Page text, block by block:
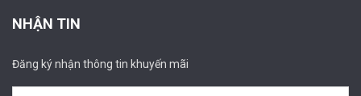
NHẬN TIN
Đăng ký nhận thông tin khuyến mãi